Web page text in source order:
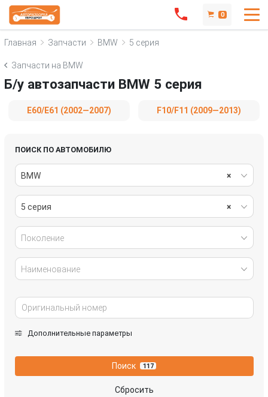
0
Главная Запчасти BMW 5 серия
Запчасти на BMW
Б/у автозапчасти BMW 5 серия
E60/E61 (2002—2007) F10/F11 (2009—2013)
ПОИСК ПО АВТОМОБИЛЮ
×
BMW
×
5 серия
Поколение
Наименование
Дополнительные параметры
Поиск 117
Сбросить